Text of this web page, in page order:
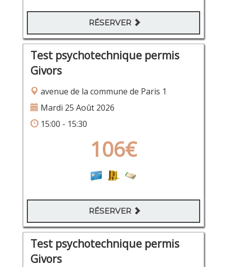
RÉSERVER
Test psychotechnique permis
Givors
avenue de la commune de Paris 1
Mardi 25 Août 2026
15:00 - 15:30
106€
RÉSERVER
Test psychotechnique permis
Givors